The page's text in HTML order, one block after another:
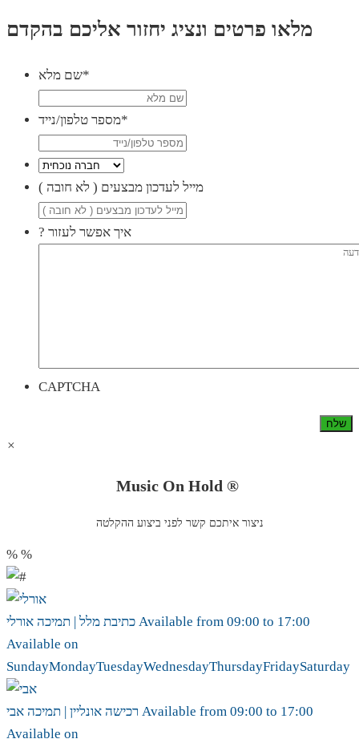
מלאו פרטים ונציג יחזור אליכם בהקדם
שם מלא*
מספר טלפון/נייד*
( מייל לעדכון מבצעים ( לא חובה
? איך אפשר לעזור
CAPTCHA
×
Music On Hold ®
ניצור איתכם קשר לפני ביצוע ההקלטה
% %
כתיבת מלל | תמיכה Available from 09:00 to 17:00
Available on
SundayMondayTuesdayWednesdayThursdayFridaySaturday
רכישה אונליין | תמיכה Available from 09:00 to 17:00
Available on